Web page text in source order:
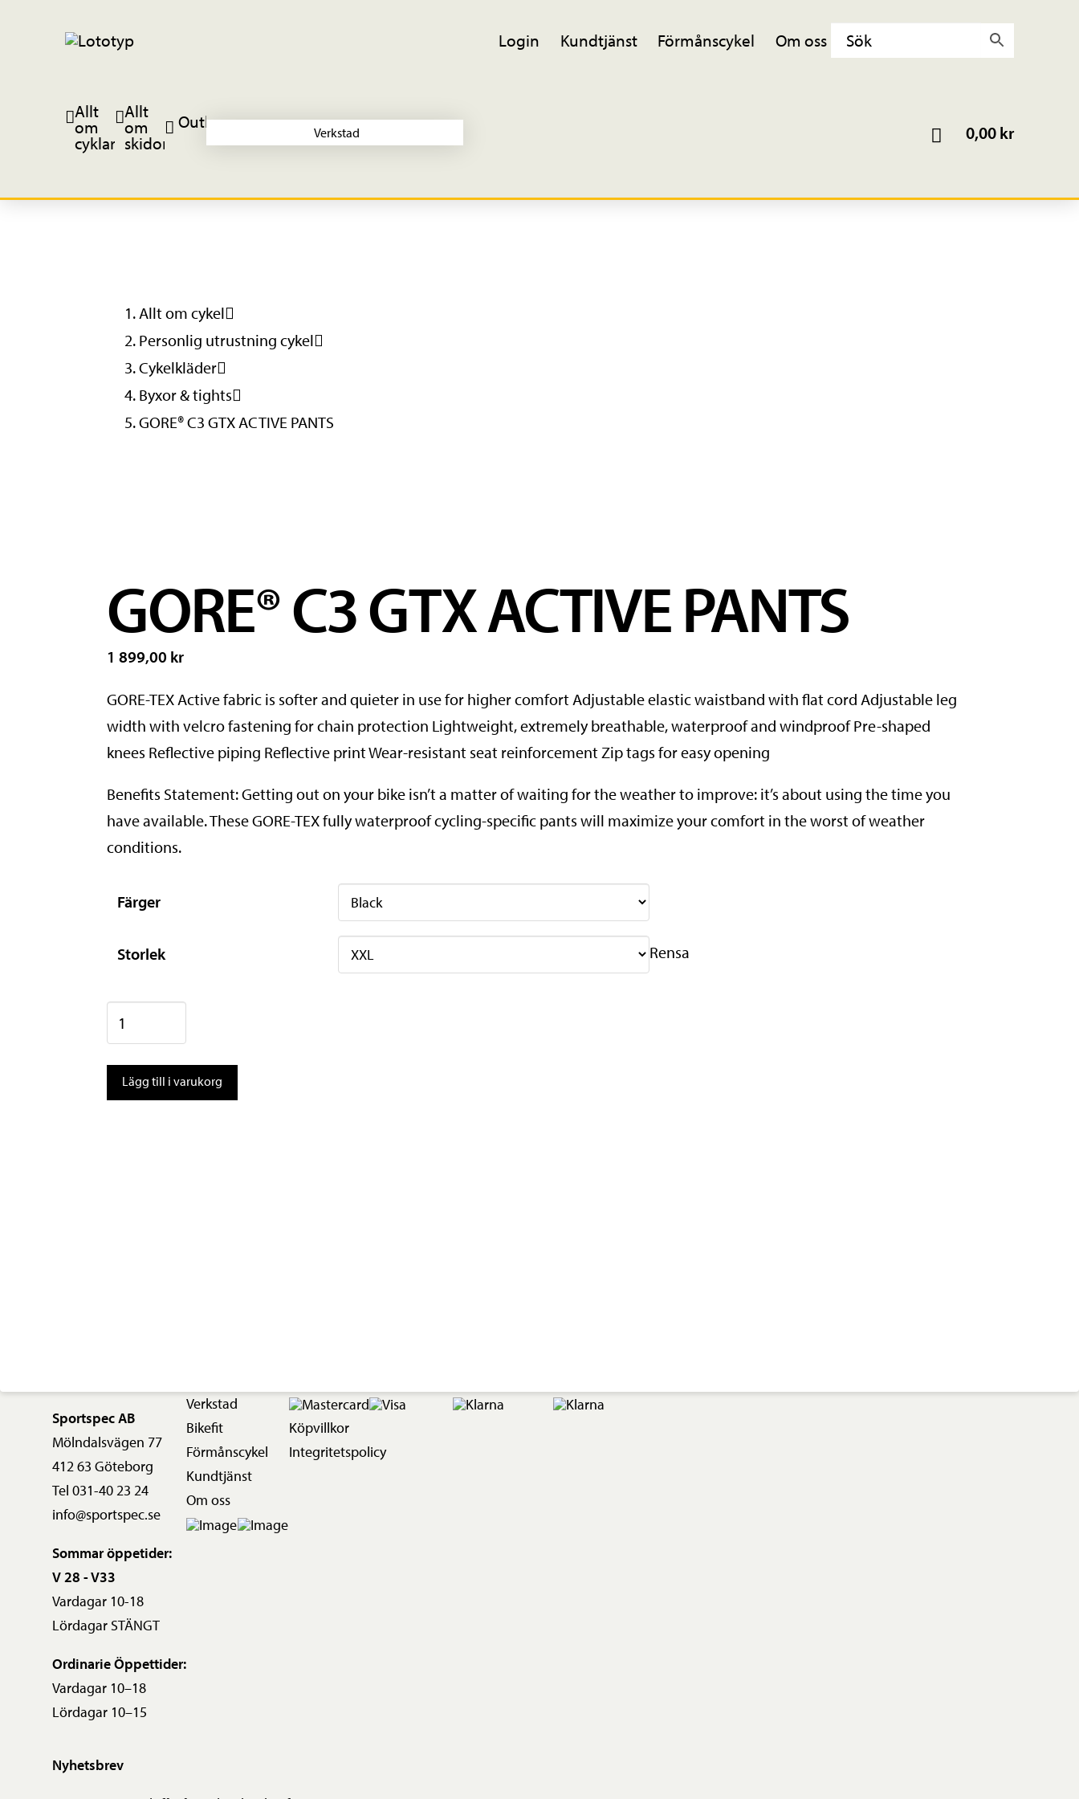
Login Kundtjänst Förmånscykel Om oss
Allt
om
cyklar
Allt
om
skidor
Outlet
Verkstad 0,00kr
Allt om cykel
Personlig utrustning cykel
Cykelkläder
Byxor & tights
GORE® C3 GTX ACTIVE PANTS
GORE® C3 GTX ACTIVE PANTS
1 899,00 kr
GORE-TEX Active fabric is softer and quieter in use for higher comfort Adjustable elastic waistband with flat cord Adjustable leg
width with velcro fastening for chain protection Lightweight, extremely breathable, waterproof and windproof Pre-shaped
knees Reflective piping Reflective print Wear-resistant seat reinforcement Zip tags for easy opening
Benefits Statement: Getting out on your bike isn’t a matter of waiting for the weather to improve: it’s about using the time you
have available. These GORE-TEX fully waterproof cycling-specific pants will maximize your comfort in the worst of weather
conditions.
Färger
Storlek Rensa
GORE®
C3
GTX
ACTIVE
Lägg till i varukorg
Sportspec AB
Mölndalsvägen 77
412 63 Göteborg
Tel 031-40 23 24
info@sportspec.se
Sommar öppetider:
V 28 - V33
Vardagar 10-18
Lördagar STÄNGT
Ordinarie Öppettider:
Vardagar 10–18
Lördagar 10–15
Verkstad
Bikefit
Förmånscykel
Kundtjänst
Om oss
Köpvillkor
Integritetspolicy
Nyhetsbrev